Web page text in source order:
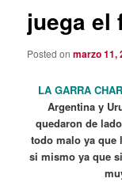
juega el
Posted onmarzo 11,
LA GARRA
Argentina y
quedaron de
todo malo ya que
si mismo ya que